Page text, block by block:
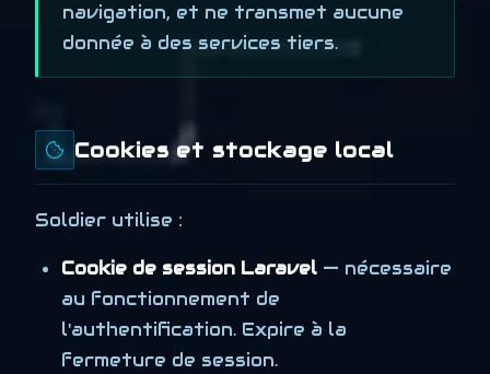
navigation, et ne transmet aucune
donnée à des services tiers.
Cookies et stockage local
Soldier utilise :
Cookie de session Laravel — nécessaire
au fonctionnement de
l'authentification. Expire à la
fermeture de session.